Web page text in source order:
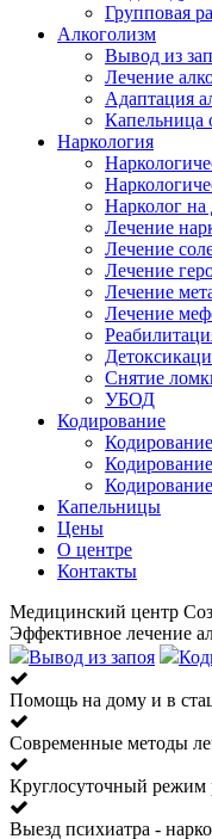
Групповая
Алкоголизм
Вывод из
Лечение
Адаптация
Капельница
Наркология
Нарколог на
Лечение
Лечение
Лечение
Лечение
Лечение
Снятие
УБОД
Кодирование
Капельницы
Цены
О центре
Контакты
Медицинский центр
Эффективное лечение
Вывод из запоя
Помощь на дому и в
Современные методы
Круглосуточный режим
Выезд психиатра -